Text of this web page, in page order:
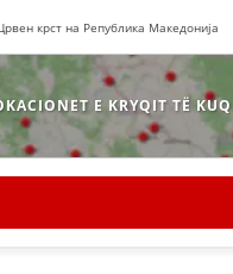
крст на Република Македонија
E KRYQIT TË KUQ